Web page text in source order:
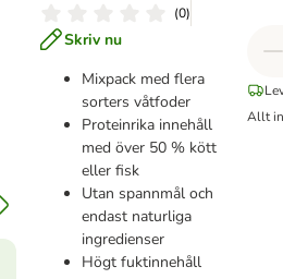
(0)
Skriv nu
Mixpack med flera
sorters våtfoder
Proteinrika innehåll
med över 50 % kött
eller fisk
Utan spannmål och
endast naturliga
ingredienser
Högt fuktinnehåll
Allt